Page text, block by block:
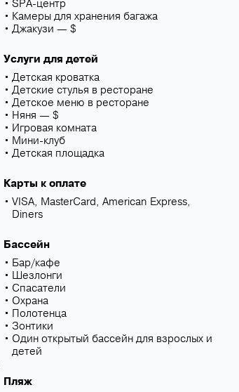
SPA-центр
Камеры для хранения багажа
Джакузи — $
Услуги для детей
Детская кроватка
Детские стулья в ресторане
Детское меню в ресторане
Няня — $
Игровая комната
Мини-клуб
Детская площадка
Карты к оплате
VISA, MasterCard, American Express,
Diners
Бассейн
Бар/кафе
Шезлонги
Спасатели
Охрана
Полотенца
Зонтики
Один открытый бассейн для взрослых и
детей
Пляж